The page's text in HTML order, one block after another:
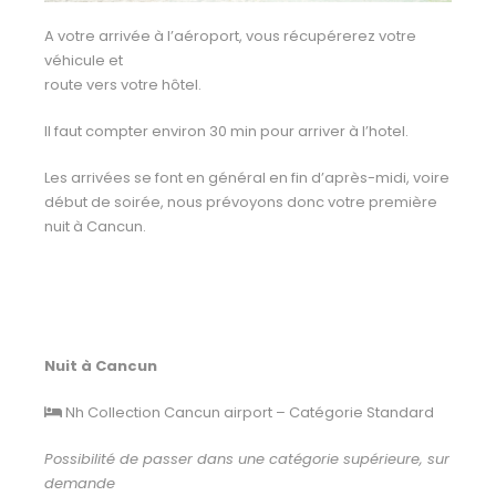
A votre arrivée à l’aéroport, vous récupérerez votre
véhicule et
route vers votre hôtel.
Il faut compter environ 30 min pour arriver à l’hotel.
Les arrivées se font en général en fin d’après-midi, voire
début de soirée, nous prévoyons donc votre première
nuit à Cancun.
Nuit à Cancun
Nh Collection Cancun airport – Catégorie Standard
Possibilité de passer dans une catégorie supérieure, sur
demande